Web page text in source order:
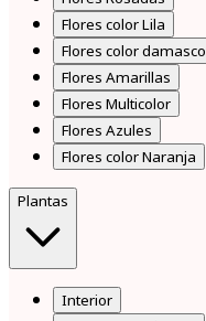
Flores color Lila
Flores color damasco
Flores Amarillas
Flores Multicolor
Flores Azules
Flores color Naranja
Plantas
Interior